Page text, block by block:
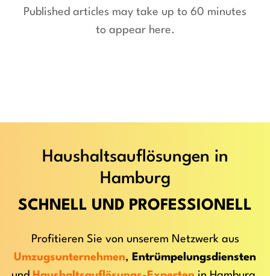
Published articles may take up to 60 minutes
to appear here.
Haushaltsauflösungen in
Hamburg
SCHNELL UND PROFESSIONELL
Profitieren Sie von unserem Netzwerk aus
Umzugsunternehmen, Entrümpelungsdiensten